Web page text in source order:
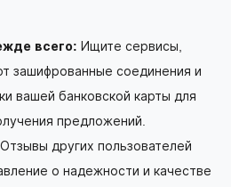
всего: Ищите сервисы,
зашифрованные соединения и
вашей банковской карты для
предложений.
Отзывы других пользователей
о надежности и качестве